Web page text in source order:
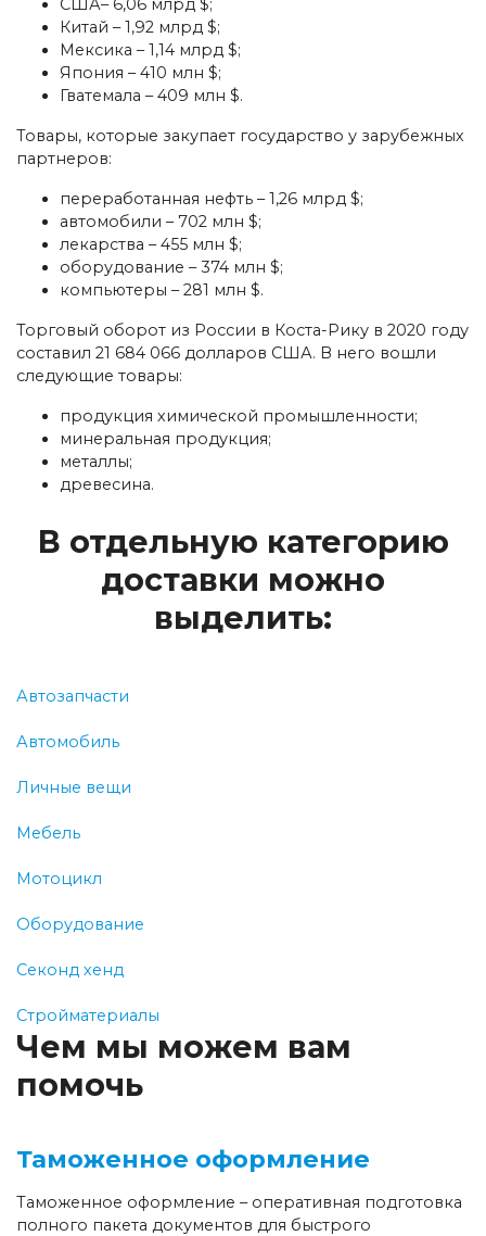
США– 6,06 млрд $;
Китай – 1,92 млрд $;
Мексика – 1,14 млрд $;
Япония – 410 млн $;
Гватемала – 409 млн $.
Товары, которые закупает государство у зарубежных
партнеров:
переработанная нефть – 1,26 млрд $;
автомобили – 702 млн $;
лекарства – 455 млн $;
оборудование – 374 млн $;
компьютеры – 281 млн $.
Торговый оборот из России в Коста-Рику в 2020 году
составил 21 684 066 долларов США. В него вошли
следующие товары:
продукция химической промышленности;
минеральная продукция;
металлы;
древесина.
В отдельную категорию
доставки можно
выделить:
Автозапчасти
Автомобиль
Личные вещи
Мебель
Мотоцикл
Оборудование
Секонд хенд
Стройматериалы
Чем мы можем вам
помочь
Таможенное оформление
Таможенное оформление – оперативная подготовка
полного пакета документов для быстрого